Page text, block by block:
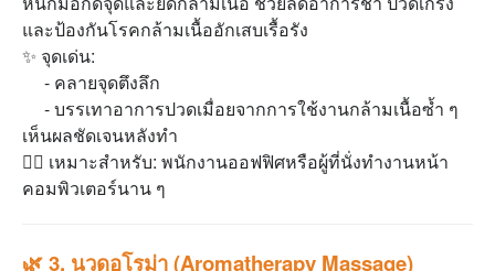
และป้องกันโรคกล้ามเนื้ออักเสบเรื้อรัง
✨ จุดเด่น:
- คลายจุดตึงลึก
- บรรเทาอาการปวดเมื่อยจากการใช้งานกล้ามเนื้อซ้ำ ๆ
เห็นผลชัดเจนหลังทำ
💆‍♂️ เหมาะสำหรับ: พนักงานออฟฟิศหรือผู้ที่นั่งทำงานหน้า
คอมพิวเตอร์นาน ๆ
🌿 3. นวดอโรม่า (Aromatherapy Massage)